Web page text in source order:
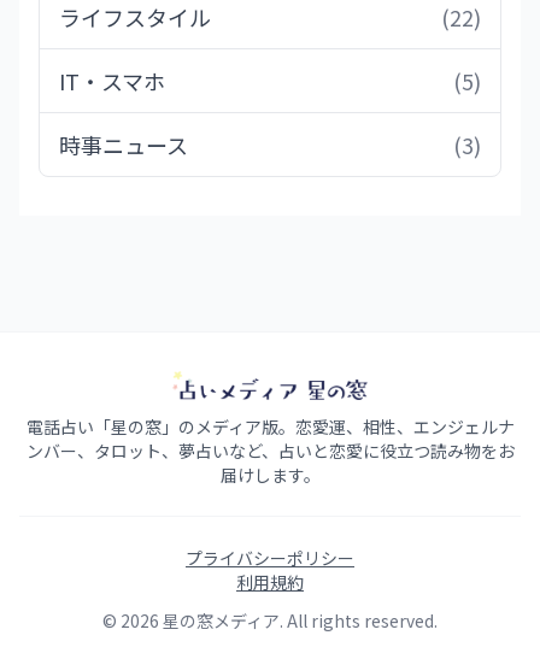
ライフスタイル (22)
IT・スマホ (5)
時事ニュース (3)
電話占い「星の窓」のメディア版。恋愛運、相性、エンジェルナ
ンバー、タロット、夢占いなど、占いと恋愛に役立つ読み物をお
届けします。
プライバシーポリシー
利用規約
© 2026 星の窓メディア. All rights reserved.